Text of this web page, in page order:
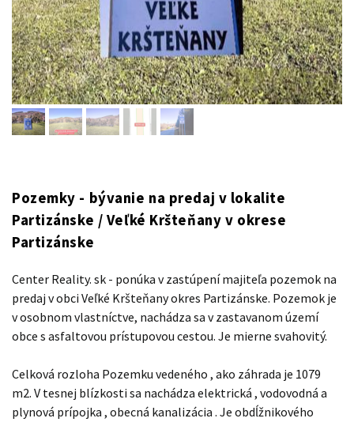
Pozemky - bývanie na predaj v lokalite
Partizánske / Veľké Kršteňany v okrese
Partizánske
Center Reality. sk - ponúka v zastúpení majiteľa pozemok na
predaj v obci Veľké Kršteňany okres Partizánske. Pozemok je
v osobnom vlastníctve, nachádza sa v zastavanom území
obce s asfaltovou prístupovou cestou. Je mierne svahovitý.
Celková rozloha Pozemku vedeného , ako záhrada je 1079
m2. V tesnej blízkosti sa nachádza elektrická , vodovodná a
plynová prípojka , obecná kanalizácia . Je obdĺžnikového